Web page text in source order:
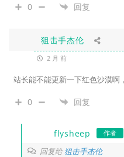
0 回复
狙击手杰伦
2 月 前
站长能不能更新一下红色沙漠啊
0 回复
flysheep 作者
回复给狙击手杰伦